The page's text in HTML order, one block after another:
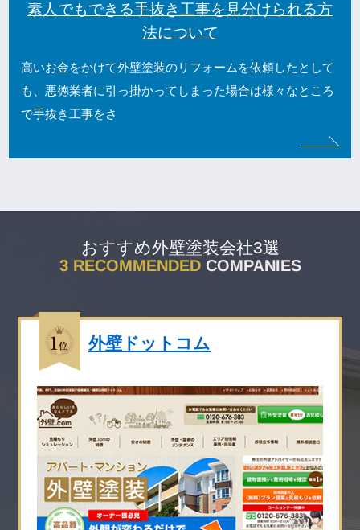
素人でもできる手抜き工事を見分けられる方
法について
高いお金をかけて外壁塗装のリフォームを依頼したとして
も、悪徳業者に引っ掛かってしまった場合は様々なところ
で手抜き工事をさ
おすすめ外壁塗装会社3選
外壁ドットコム